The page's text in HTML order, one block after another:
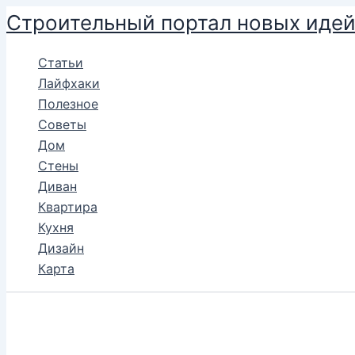
Перейти
к
содержимому
Строительный портал новых идей
Статьи
Лайфхаки
Полезное
Советы
Дом
Стены
Диван
Квартира
Кухня
Дизайн
Карта